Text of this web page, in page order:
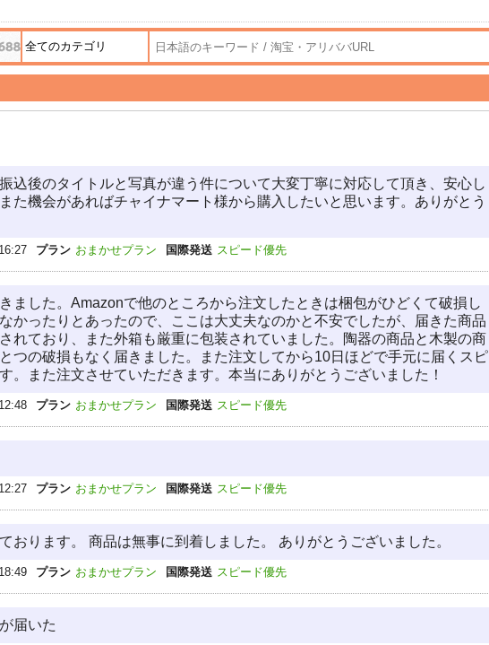
込後のタイトルと写真が違う件について大変丁寧に対応して頂き、安心し
た機会があればチャイナマート様から購入したいと思います。ありがとう
プラン おまかせプラン 国際発送 スピード優先
ました。Amazonで他のところから注文したときは梱包がひどくて破損し
かったりとあったので、ここは大丈夫なのかと不安でしたが、届きた商品
れており、また外箱も厳重に包装されていました。陶器の商品と木製の商
つの破損もなく届きました。また注文してから10日ほどで手元に届くスピ
。また注文させていただきます。本当にありがとうございました！
プラン おまかせプラン 国際発送 スピード優先
プラン おまかせプラン 国際発送 スピード優先
おります。 商品は無事に到着しました。 ありがとうございました。
プラン おまかせプラン 国際発送 スピード優先
届いた